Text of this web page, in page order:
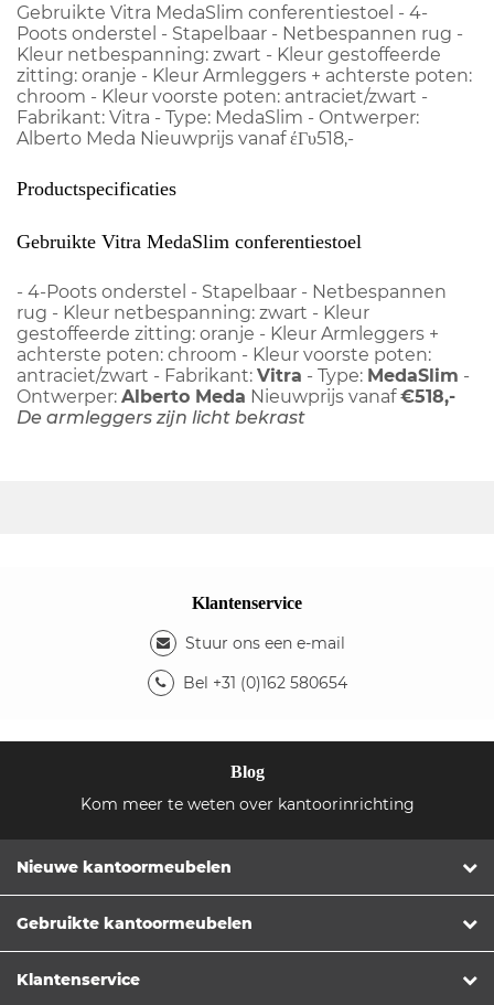
Gebruikte Vitra MedaSlim conferentiestoel - 4-
Poots onderstel - Stapelbaar - Netbespannen rug -
Kleur netbespanning: zwart - Kleur gestoffeerde
zitting: oranje - Kleur Armleggers + achterste poten:
chroom - Kleur voorste poten: antraciet/zwart -
Fabrikant: Vitra - Type: MedaSlim - Ontwerper:
Alberto Meda Nieuwprijs vanaf έΓυ518,-
Productspecificaties
Gebruikte Vitra MedaSlim conferentiestoel
- 4-Poots onderstel - Stapelbaar - Netbespannen
rug - Kleur netbespanning: zwart - Kleur
gestoffeerde zitting: oranje - Kleur Armleggers +
achterste poten: chroom - Kleur voorste poten:
antraciet/zwart - Fabrikant: Vitra - Type: MedaSlim -
Ontwerper: Alberto Meda Nieuwprijs vanaf€518,-
De armleggers zijn licht bekrast
Klantenservice
Stuur ons een e-mail
Bel +31 (0)162 580654
Blog
Kom meer te weten over kantoorinrichting
Nieuwe kantoormeubelen
Gebruikte kantoormeubelen
Klantenservice